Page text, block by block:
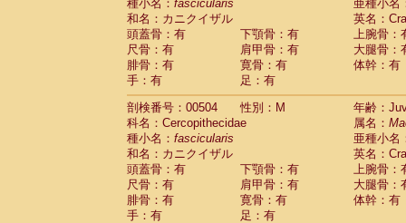
種小名： fascicularis
亜種小名
和名：カニクイザル
英名：
頭蓋骨：有
下顎骨：有
上腕骨：
尺骨：有
肩甲骨：有
大腿骨：
腓骨：有
寛骨：有
体幹：有
手：有
足：有
剖検番号：00504
性別：M
年齢：
科名：Cercopithecidae
属名：
種小名： fascicularis
亜種小名
和名：カニクイザル
英名：
頭蓋骨：有
下顎骨：有
上腕骨：
尺骨：有
肩甲骨：有
大腿骨：
腓骨：有
寛骨：有
体幹：有
手：有
足：有